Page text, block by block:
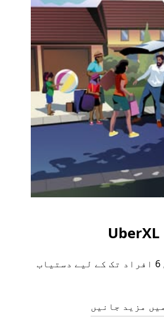
UberXL گروپ میں 6 افراد تک کے لیے دستیاب